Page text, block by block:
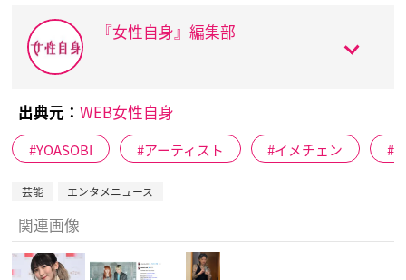
『女性自身』編集部
出典元： WEB女性自身
YOASOBI アーティスト イメチェン
芸能 エンタメニュース
関連画像